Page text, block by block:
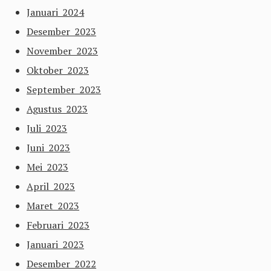
Januari 2024
Desember 2023
November 2023
Oktober 2023
September 2023
Agustus 2023
Juli 2023
Juni 2023
Mei 2023
April 2023
Maret 2023
Februari 2023
Januari 2023
Desember 2022